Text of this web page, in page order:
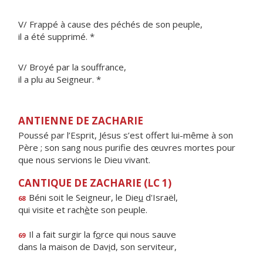
V/ Frappé à cause des péchés de son peuple,
il a été supprimé. *
V/ Broyé par la souffrance,
il a plu au Seigneur. *
ANTIENNE DE ZACHARIE
Poussé par l’Esprit, Jésus s’est offert lui-même à son
Père ; son sang nous purifie des œuvres mortes pour
que nous servions le Dieu vivant.
CANTIQUE DE ZACHARIE (LC 1)
68 Béni soit le Seigneur, le Dieu d'Israël,
qui visite et rachète son peuple.
69 Il a fait surgir la force qui nous sauve
dans la maison de David, son serviteur,